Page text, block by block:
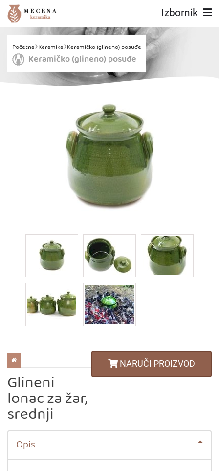
Izbornik
Početna Keramika Keramičko (glineno) posuđe
Keramičko (glineno) posuđe
KERAMIČKO (GLINENO) POSUĐE NARUČI PROIZVOD
Glineni
lonac za žar,
srednji
Opis